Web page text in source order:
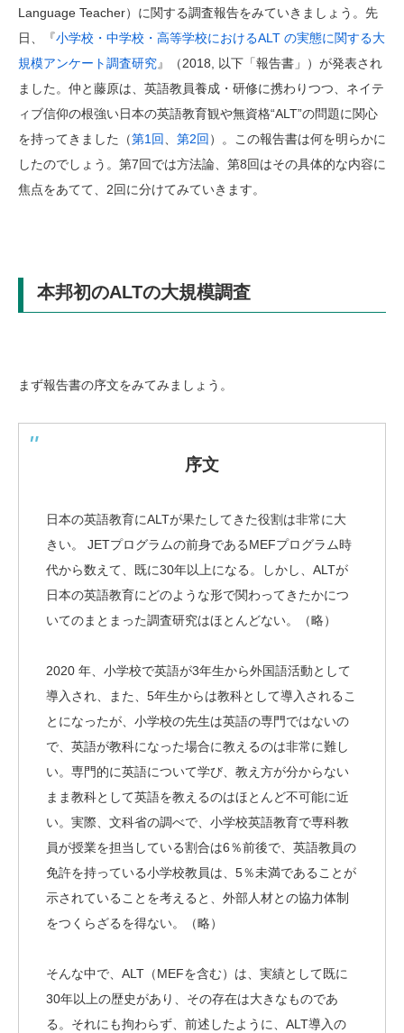
Language Teacher）に関する調査報告をみていきましょう。先
日、『小学校・中学校・高等学校におけるALT の実態に関する大
規模アンケート調査研究』（2018, 以下「報告書」）が発表され
ました。仲と藤原は、英語教員養成・研修に携わりつつ、ネイテ
ィブ信仰の根強い日本の英語教育観や無資格“ALT”の問題に関心
を持ってきました（第1回、 第2回 ）。この報告書は何を明らかに
したのでしょう。第7回では方法論、第8回はその具体的な内容に
焦点をあてて、2回に分けてみていきます。
本邦初のALTの大規模調査
まず報告書の序文をみてみましょう。
序文
日本の英語教育にALTが果たしてきた役割は非常に大
きい。 JETプログラムの前身であるMEFプログラム時
代から数えて、既に30年以上になる。しかし、ALTが
日本の英語教育にどのような形で関わってきたかにつ
いてのまとまった調査研究はほとんどない。（略）
2020 年、小学校で英語が3年生から外国語活動として
導入され、また、5年生からは教科として導入されるこ
とになったが、小学校の先生は英語の専門ではないの
で、英語が教科になった場合に教えるのは非常に難し
い。専門的に英語について学び、教え方が分からない
まま教科として英語を教えるのはほとんど不可能に近
い。実際、文科省の調べで、小学校英語教育で専科教
員が授業を担当している割合は6％前後で、英語教員の
免許を持っている小学校教員は、5％未満であることが
示されていることを考えると、外部人材との協力体制
をつくらざるを得ない。（略）
そんな中で、ALT（MEFを含む）は、実績として既に
30年以上の歴史があり、その存在は大きなものであ
る。それにも拘わらず、前述したように、ALT導入の